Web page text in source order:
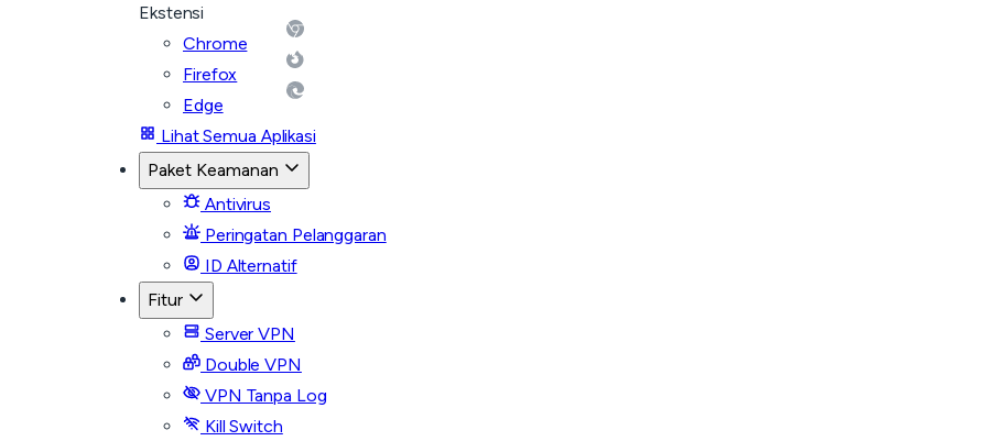
Ekstensi
Chrome
Firefox
Edge
Lihat Semua Aplikasi
Paket Keamanan
Antivirus
Peringatan Pelanggaran
ID Alternatif
Fitur
Server VPN
Double VPN
VPN Tanpa Log
Kill Switch